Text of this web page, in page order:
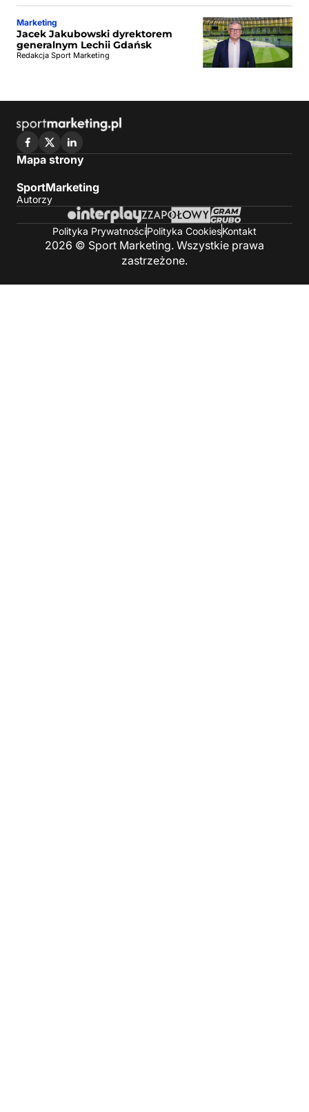
Marketing
Jacek Jakubowski dyrektorem
generalnym Lechii Gdańsk
Redakcja Sport Marketing
Mapa strony
SportMarketing
Autorzy
Polityka PrywatnościPolityka CookiesKontakt
2026 © Sport Marketing. Wszystkie prawa
zastrzeżone.